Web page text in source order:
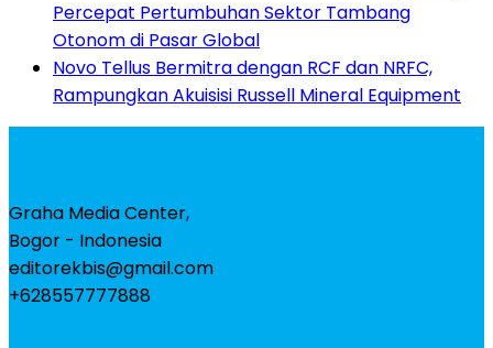
Percepat Pertumbuhan Sektor Tambang
Otonom di Pasar Global
Novo Tellus Bermitra dengan RCF dan NRFC,
Rampungkan Akuisisi Russell Mineral Equipment
Graha Media Center,
Bogor - Indonesia
editorekbis@gmail.com
+628557777888